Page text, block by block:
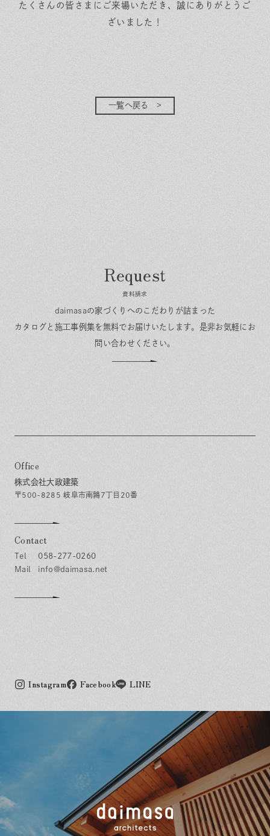
たくさんの皆さまにご来場いただき、誠にありがとうご
ざいました！
一覧へ戻る
資料請求
daimasaの家づくりへのこだわりが詰まった
カタログと施工事例集を無料でお届けいたします。 是非お気軽にお
問い合わせください。
Office
株式会社大政建築
〒500-8285 岐阜市南鶉7丁目20番
Contact
058-277-0260
info@daimasa.net
Instagram Facebook LINE